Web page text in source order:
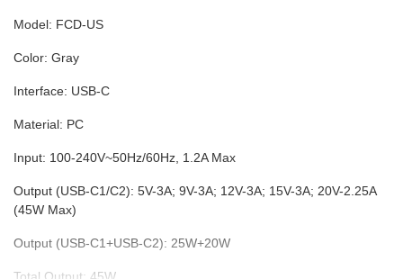
Model: FCD-US
Color: Gray
Interface: USB-C
Material: PC
Input: 100-240V~50Hz/60Hz, 1.2A Max
Output (USB-C1/C2): 5V-3A; 9V-3A; 12V-3A; 15V-3A; 20V-2.25A
(45W Max)
Output (USB-C1+USB-C2): 25W+20W